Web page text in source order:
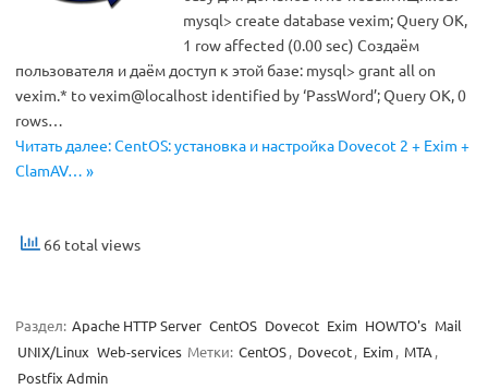
mysql> create database vexim; Query OK,
1 row affected (0.00 sec) Создаём
пользователя и даём доступ к этой базе: mysql> grant all on
vexim.* to vexim@localhost identified by ‘PassWord’; Query OK, 0
rows…
Читать далее: CentOS: установка и настройка Dovecot 2 + Exim +
ClamAV… »
66 total views
Раздел: Apache HTTP Server CentOS Dovecot Exim HOWTO's Mail
UNIX/Linux Web-services Метки: CentOS, Dovecot, Exim, MTA ,
Postfix Admin